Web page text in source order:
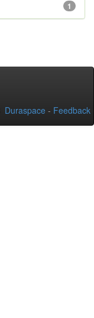
1
Duraspace - Feedback